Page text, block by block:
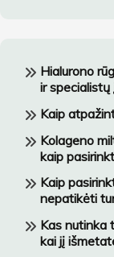
Hialurono
ir
Kaip
Kolageno
kaip
Kaip
nepatikėti
Kas nutinka
kai jį